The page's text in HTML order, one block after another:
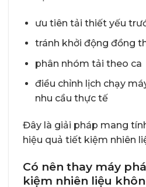
ưu tiên tải thiết yếu
tránh khởi động đồng
phân nhóm tải theo ca
điều chỉnh lịch chạy
nhu cầu thực tế
Đây là giải pháp mang
hiệu quả tiết kiệm nhiên
Có nên thay máy
kiệm nhiên liệu